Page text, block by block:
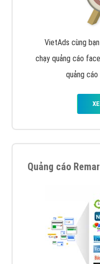
VietAds cùng
chạy quảng cáo
quảng
Quảng cáo